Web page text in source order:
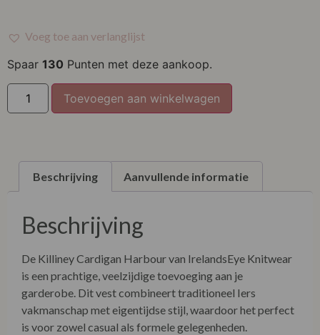
XXL
Voeg toe aan verlanglijst
Spaar 130 Punten met deze aankoop.
Toevoegen aan winkelwagen
Beschrijving Aanvullende informatie
Beschrijving
De Killiney Cardigan Harbour van IrelandsEye Knitwear
is een prachtige, veelzijdige toevoeging aan je
garderobe. Dit vest combineert traditioneel Iers
vakmanschap met eigentijdse stijl, waardoor het perfect
is voor zowel casual als formele gelegenheden.